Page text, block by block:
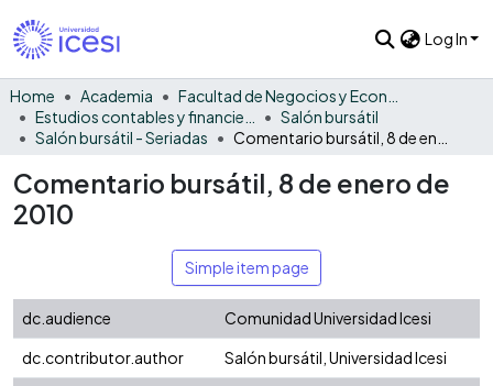
Log In
Home Academia
Salón bursátil
Salón bursátil - Seriadas
Comentario bursátil, 8 de enero de
2010
Simple item page
dc.audience
Comunidad Universidad Icesi
dc.contributor.author
Salón bursátil, Universidad Icesi